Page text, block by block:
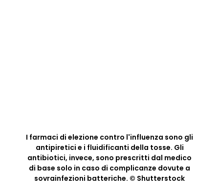
I farmaci di elezione contro l'influenza sono gli
antipiretici e i fluidificanti della tosse. Gli
antibiotici, invece, sono prescritti dal medico
di base solo in caso di complicanze dovute a
sovrainfezioni batteriche. © Shutterstock